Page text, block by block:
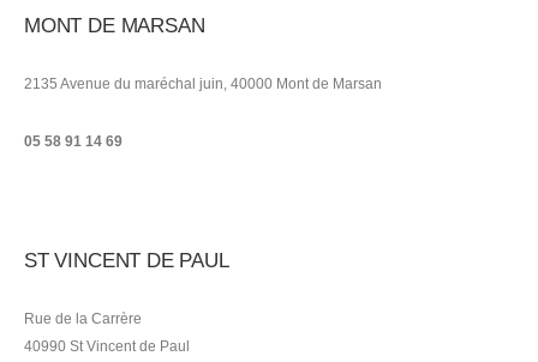
MONT DE MARSAN
2135 Avenue du maréchal juin, 40000 Mont de Marsan
05 58 91 14 69
ST VINCENT DE PAUL
Rue de la Carrère
40990 St Vincent de Paul